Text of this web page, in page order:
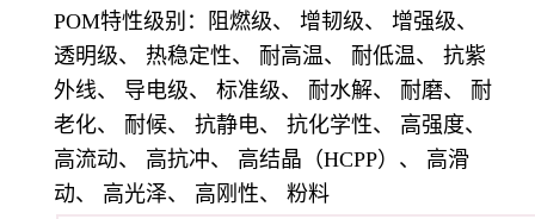
POM特性级别：阻燃级、 增韧级、 增强级、
透明级、 热稳定性、 耐高温、 耐低温、 抗紫
外线、 导电级、 标准级、 耐水解、 耐磨、 耐
老化、 耐候、 抗静电、 抗化学性、 高强度、
高流动、 高抗冲、 高结晶（HCPP）、 高滑
动、 高光泽、 高刚性、 粉料